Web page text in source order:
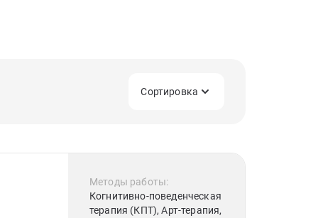
Сортировка
Методы работы:
Когнитивно-поведенческая
терапия (КПТ), Арт-терапия,